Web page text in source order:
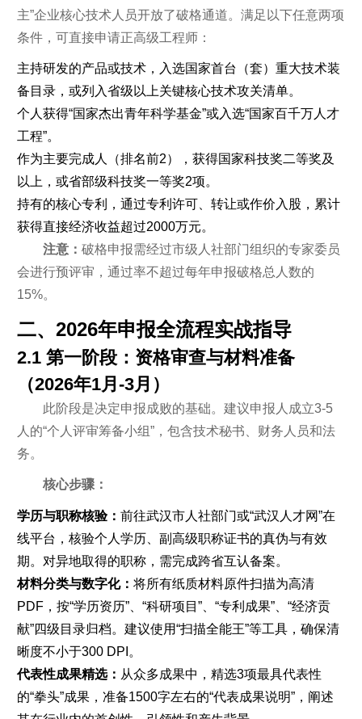
主”企业核心技术人员开放了破格通道。满足以下任意两项
条件，可直接申请正高级工程师：
主持研发的产品或技术，入选国家首台（套）重大技术装
备目录，或列入省级以上关键核心技术攻关清单。
个人获得“国家杰出青年科学基金”或入选“国家百千万人才
工程”。
作为主要完成人（排名前2），获得国家科技奖二等奖及
以上，或省部级科技奖一等奖2项。
持有的核心专利，通过专利许可、转让或作价入股，累计
获得直接经济收益超过2000万元。
注意： 破格申报需经过市级人社部门组织的专家委员
会进行预评审，通过率不超过每年申报破格总人数的
15%。
二、2026年申报全流程实战指导
2.1 第一阶段：资格审查与材料准备
（2026年1月-3月）
此阶段是决定申报成败的基础。建议申报人成立3-5
人的“个人评审筹备小组”，包含技术秘书、财务人员和法
务。
核心步骤：
学历与职称核验： 前往武汉市人社部门或“武汉人才网”在
线平台，核验个人学历、副高级职称证书的真伪与有效
期。对异地取得的职称，需完成跨省互认备案。
材料分类与数字化： 将所有纸质材料原件扫描为高清
PDF，按“学历资历”、“科研项目”、“专利成果”、“经济贡
献”四级目录归档。建议使用“扫描全能王”等工具，确保清
晰度不小于300 DPI。
代表性成果精选： 从众多成果中，精选3项最具代表性
的“拳头”成果，准备1500字左右的“代表成果说明”，阐述